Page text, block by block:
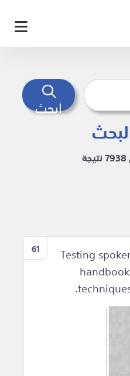
ابحث
61
Testing